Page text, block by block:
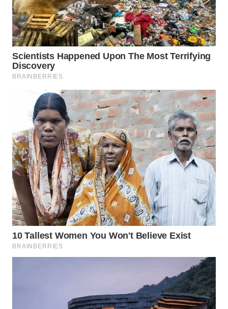
WN
KARAWANG
WN
BEKASI
BOGOR
WN
DEPOK
WN
TAPANULI
UTARA
WN
SAMOSIR
WN
PADANG